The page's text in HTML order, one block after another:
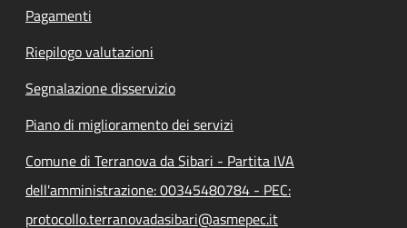
Pagamenti
Riepilogo valutazioni
Segnalazione disservizio
Piano di miglioramento dei servizi
Comune di Terranova da Sibari - Partita IVA
dell'amministrazione: 00345480784 - PEC:
protocollo.terranovadasibari@asmepec.it